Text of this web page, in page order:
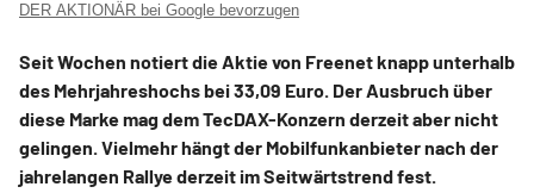
DER AKTIONÄR bei Google bevorzugen
Seit Wochen notiert die Aktie von Freenet knapp unterhalb
des Mehrjahreshochs bei 33,09 Euro. Der Ausbruch über
diese Marke mag dem TecDAX-Konzern derzeit aber nicht
gelingen. Vielmehr hängt der Mobilfunkanbieter nach der
jahrelangen Rallye derzeit im Seitwärtstrend fest.